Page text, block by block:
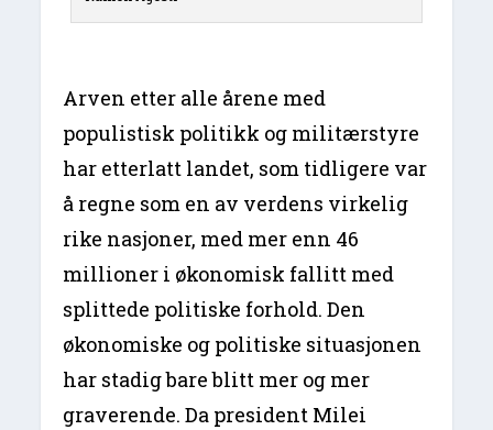
Arven etter alle årene med
populistisk politikk og militærstyre
har etterlatt landet, som tidligere var
å regne som en av verdens virkelig
rike nasjoner, med mer enn 46
millioner i økonomisk fallitt med
splittede politiske forhold. Den
økonomiske og politiske situasjonen
har stadig bare blitt mer og mer
graverende. Da president Milei